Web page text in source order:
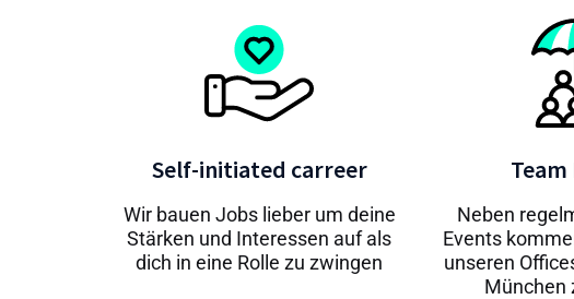
Self-initiated carreer
Wir bauen Jobs lieber um deine
Stärken und Interessen auf als
dich in eine Rolle zu zwingen
Neben
Events
unseren
München